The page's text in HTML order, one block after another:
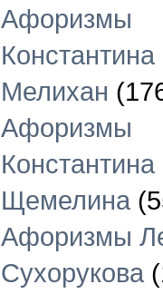
Афоризмы
Константина
Мелихан
Афоризмы
Константина
Щемелина
Афоризмы
Сухорукова